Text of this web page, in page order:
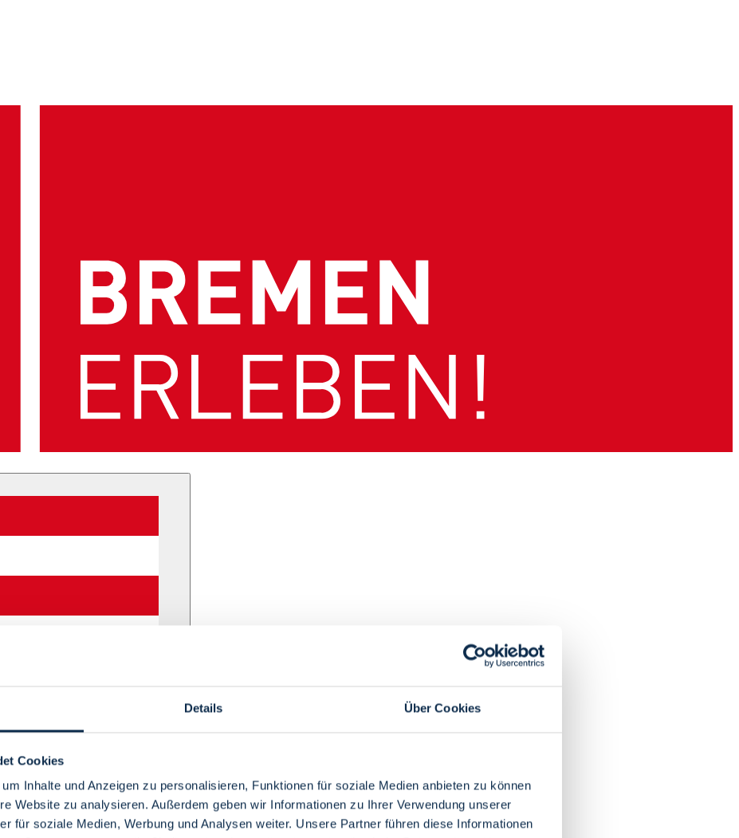
Details Über Cookies
Cookies
Inhalte und Anzeigen zu personalisieren, Funktionen für soziale Medien anbieten zu können
Website zu analysieren. Außerdem geben wir Informationen zu Ihrer Verwendung unserer
für soziale Medien, Werbung und Analysen weiter. Unsere Partner führen diese Informationen
Menü